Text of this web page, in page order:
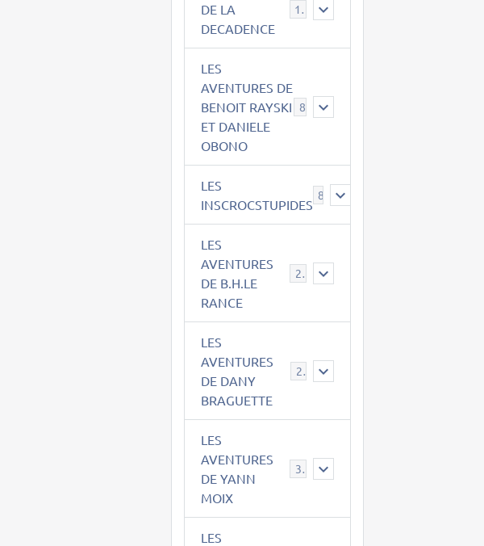
DE LA
DECADENCE
12
LES
AVENTURES DE
BENOIT RAYSKI
ET DANIELE
OBONO
LES
INSCROCSTUPIDES
8
LES
AVENTURES
DE B.H.LE
RANCE
21
LES
AVENTURES
DE DANY
BRAGUETTE
29
LES
AVENTURES
DE YANN
MOIX
39
LES